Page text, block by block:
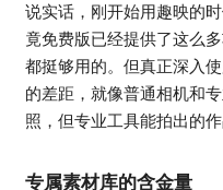
说实话，刚开始用趣映的
竟免费版已经提供了这么
都挺够用的。但真正深入
的差距，就像普通相机和
照，但专业工具能拍出的作
专属素材库的含金量